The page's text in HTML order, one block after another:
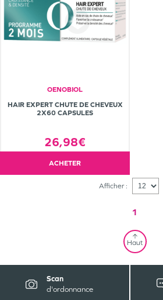
OENOBIOL
HAIR EXPERT CHUTE DE CHEVEUX
2X60 CAPSULES
26,98€
ACHETER
Afficher :
1
Haut
Scan
d'ordonnance